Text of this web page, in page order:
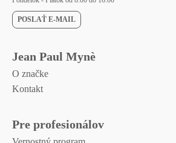
POSLAŤ E-MAIL
Jean Paul Mynè
O značke
Kontakt
Pre profesionálov